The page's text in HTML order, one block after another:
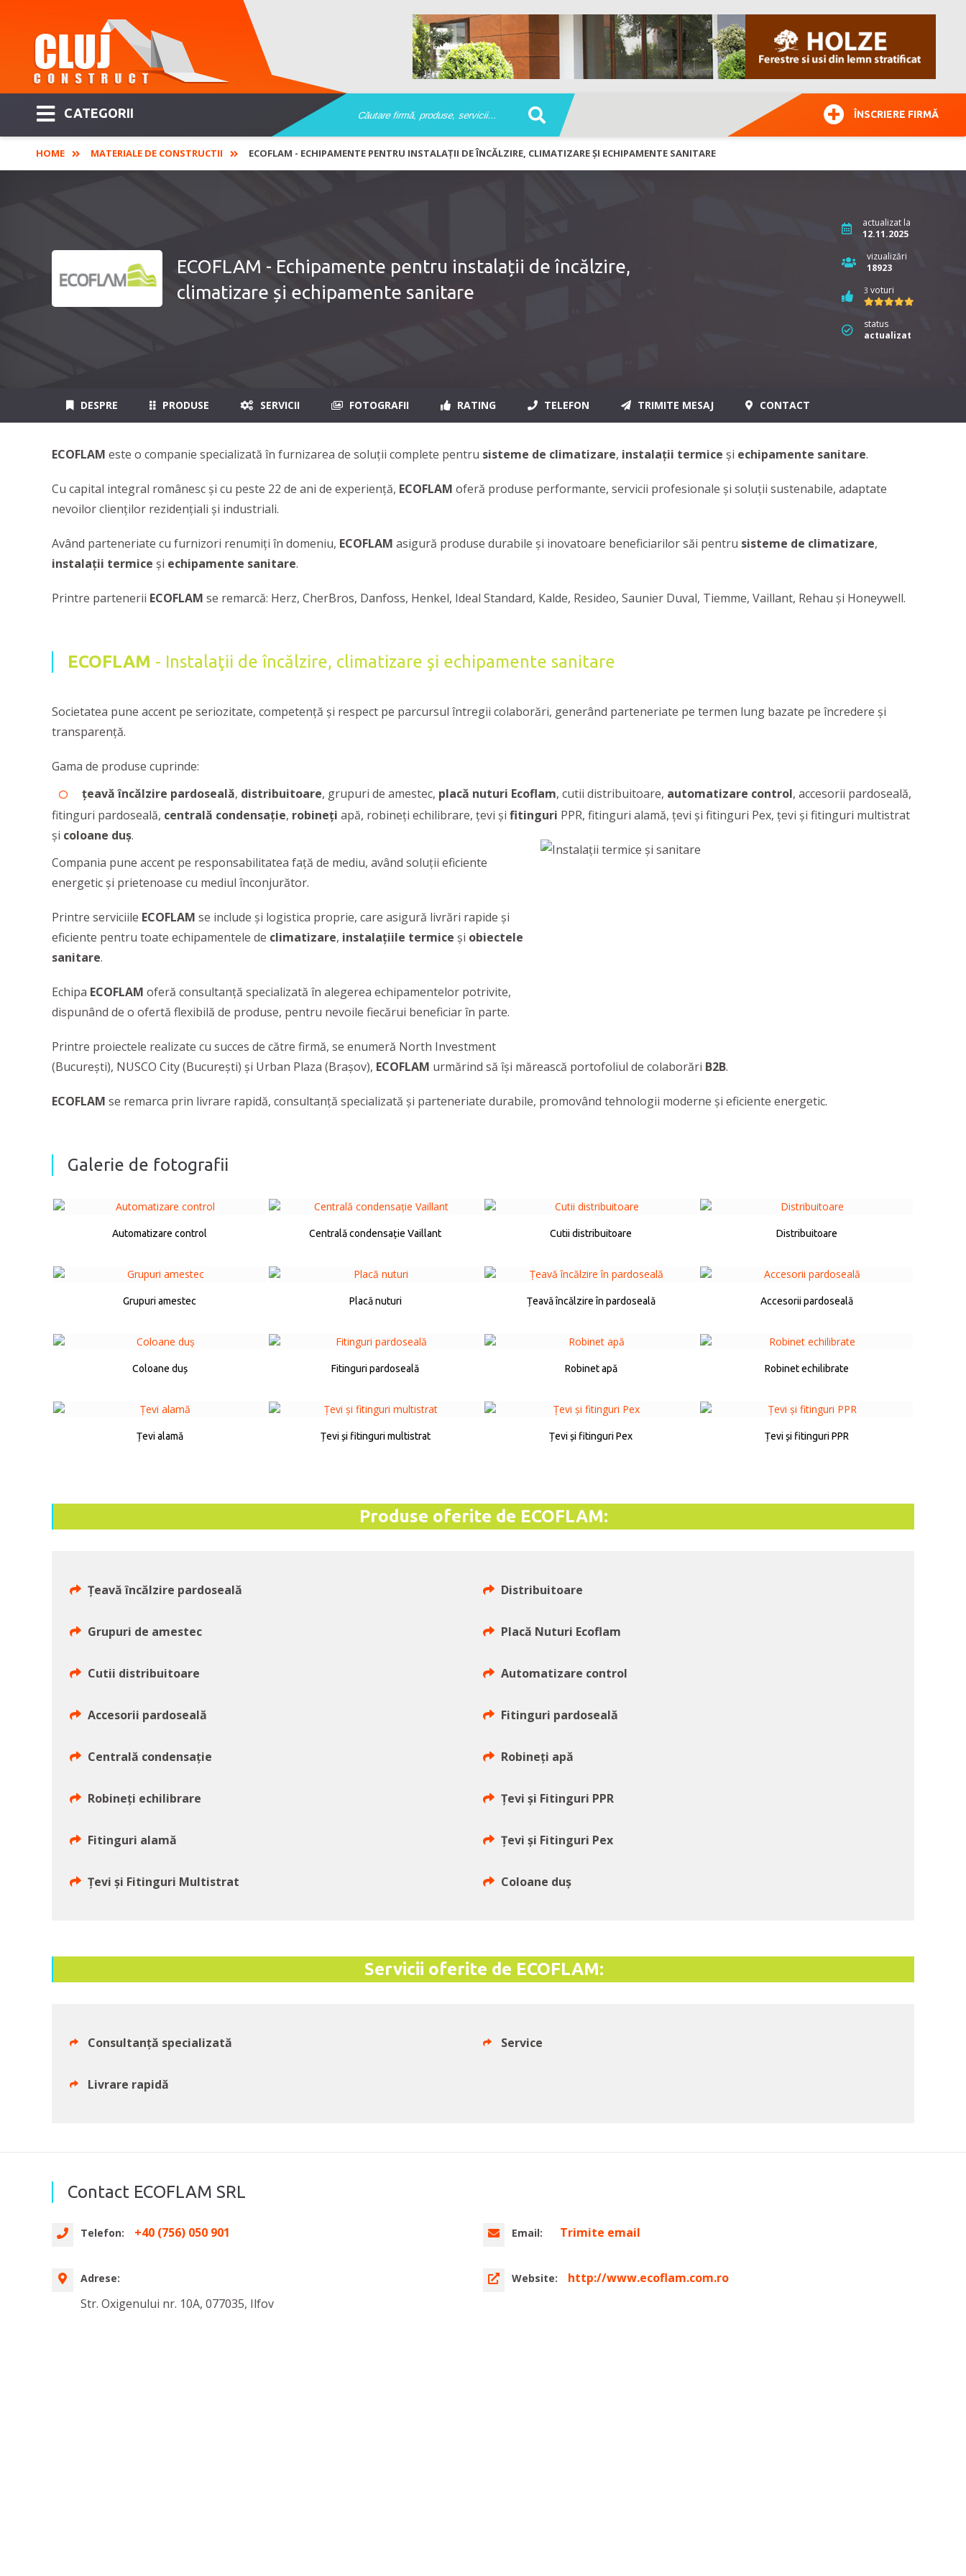
CATEGORII ÎNSCRIERE FIRMĂ
HOME MATERIALE DE CONSTRUCTII ECOFLAM - ECHIPAMENTE PENTRU INSTALAȚII DE ÎNCĂLZIRE, CLIMATIZARE ȘI ECHIPAMENTE SANITARE
ECOFLAM - Echipamente pentru instalații de încălzire,
climatizare și echipamente sanitare
actualizat la
12.11.2025
vizualizări
18923
3 voturi
status
actualizat
DESPRE PRODUSE SERVICII FOTOGRAFII RATING TELEFON TRIMITE MESAJ CONTACT
ECOFLAM este o companie specializată în furnizarea de soluții complete pentru sisteme de climatizare, instalații termice și echipamente sanitare.
Cu capital integral românesc și cu peste 22 de ani de experiență, ECOFLAM oferă produse performante, servicii profesionale și soluții sustenabile, adaptate
nevoilor clienților rezidențiali și industriali.
Având parteneriate cu furnizori renumiți în domeniu, ECOFLAM asigură produse durabile și inovatoare beneficiarilor săi pentru sisteme de climatizare,
instalaţii termice şi echipamente sanitare.
Printre partenerii ECOFLAM se remarcă: Herz, CherBros, Danfoss, Henkel, Ideal Standard, Kalde, Resideo, Saunier Duval, Tiemme, Vaillant, Rehau şi Honeywell.
ECOFLAM - Instalaţii de încălzire, climatizare şi echipamente sanitare
Societatea pune accent pe seriozitate, competenţă şi respect pe parcursul întregii colaborări, generând parteneriate pe termen lung bazate pe încredere şi
transparenţă.
Gama de produse cuprinde:
ţeavă încălzire pardoseală, distribuitoare, grupuri de amestec, placă nuturi Ecoflam, cutii distribuitoare, automatizare control, accesorii pardoseală,
fitinguri pardoseală, centrală condensație, robineți apă, robineți echilibrare, ţevi și fitinguri PPR, fitinguri alamă, ţevi și fitinguri Pex, ţevi și fitinguri multistrat
şi coloane duș.
Compania pune accent pe responsabilitatea față de mediu, având soluții eficiente
energetic și prietenoase cu mediul înconjurător.
Printre serviciile ECOFLAM se include și logistica proprie, care asigură livrări rapide și
eficiente pentru toate echipamentele de climatizare, instalațiile termice și obiectele
sanitare.
Echipa ECOFLAM oferă consultanţă specializată în alegerea echipamentelor potrivite,
dispunând de o ofertă flexibilă de produse, pentru nevoile fiecărui beneficiar în parte.
Printre proiectele realizate cu succes de către firmă, se enumeră North Investment
(Bucureşti), NUSCO City (Bucureşti) şi Urban Plaza (Braşov), ECOFLAM urmărind să îşi mărească portofoliul de colaborări B2B.
ECOFLAM se remarca prin livrare rapidă, consultanță specializată și parteneriate durabile, promovând tehnologii moderne și eficiente energetic.
Galerie de fotografii
Automatizare control Centrală condensație Vaillant Cutii distribuitoare Distribuitoare
Grupuri amestec Placă nuturi Țeavă încălzire în pardoseală Accesorii pardoseală
Coloane duș Fitinguri pardoseală Robinet apă Robinet echilibrate
Țevi alamă Țevi și fitinguri multistrat Țevi și fitinguri Pex Țevi și fitinguri PPR
Produse oferite de ECOFLAM:
Țeavă încălzire pardoseală Distribuitoare
Grupuri de amestec Placă Nuturi Ecoflam
Cutii distribuitoare Automatizare control
Accesorii pardoseală Fitinguri pardoseală
Centrală condensație Robineți apă
Robineți echilibrare Țevi și Fitinguri PPR
Fitinguri alamă Țevi și Fitinguri Pex
Țevi și Fitinguri Multistrat Coloane duș
Servicii oferite de ECOFLAM:
Consultanță specializată Service
Livrare rapidă
Contact ECOFLAM SRL
Telefon: +40 (756) 050 901 Email: Trimite email
Adrese:
Str. Oxigenului nr. 10A, 077035, Ilfov
Website: http://www.ecoflam.com.ro